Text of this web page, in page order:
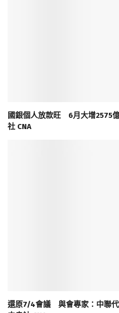
國銀個人放款旺 6月大增2575
社 CNA
還原7/4會議 與會專家：中聯代